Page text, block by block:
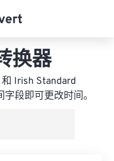
换器
Irish Standard
段即可更改时间。